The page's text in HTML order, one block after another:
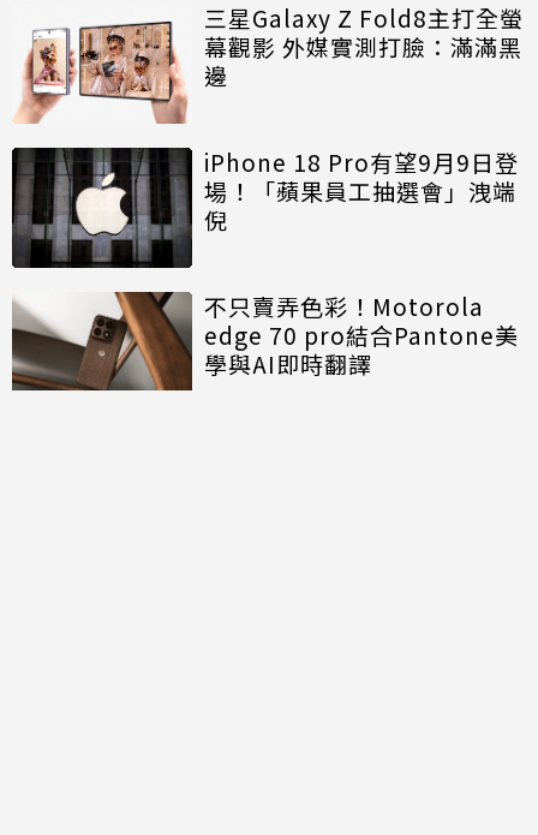
三星Galaxy Z Fold8主打全螢
幕觀影 外媒實測打臉：滿滿黑
邊
iPhone 18 Pro有望9月9日登
場！「蘋果員工抽選會」洩端
倪
不只賣弄色彩！Motorola
edge 70 pro結合Pantone美
學與AI即時翻譯